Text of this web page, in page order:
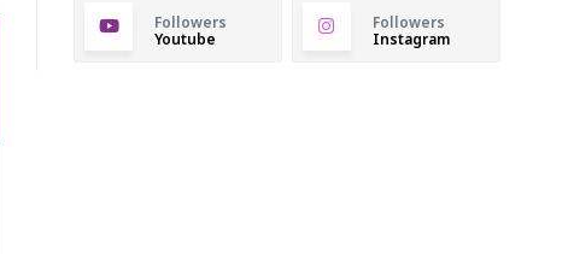
Followers
Youtube
Followers
Instagram